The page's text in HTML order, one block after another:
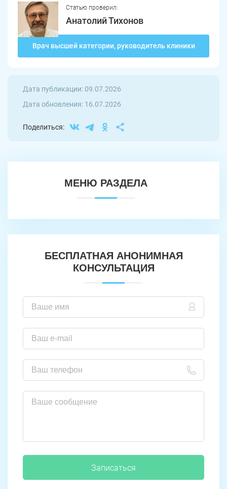
Статью проверил:
Анатолий Тихонов
Врач высшей категории, руководитель клиники
Дата публикации: 09.07.2026
Дата обновления: 16.07.2026
Поделиться:
МЕНЮ РАЗДЕЛА
БЕСПЛАТНАЯ АНОНИМНАЯ
КОНСУЛЬТАЦИЯ
Записаться